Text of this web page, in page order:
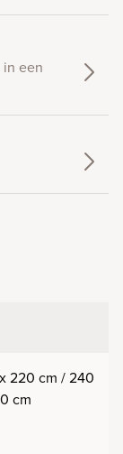
een
220 cm / 240
cm